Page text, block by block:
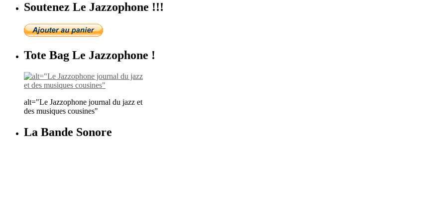
Soutenez Le Jazzophone !!!
Tote Bag Le Jazzophone !
alt="Le Jazzophone journal du jazz et
des musiques cousines"
La Bande Sonore